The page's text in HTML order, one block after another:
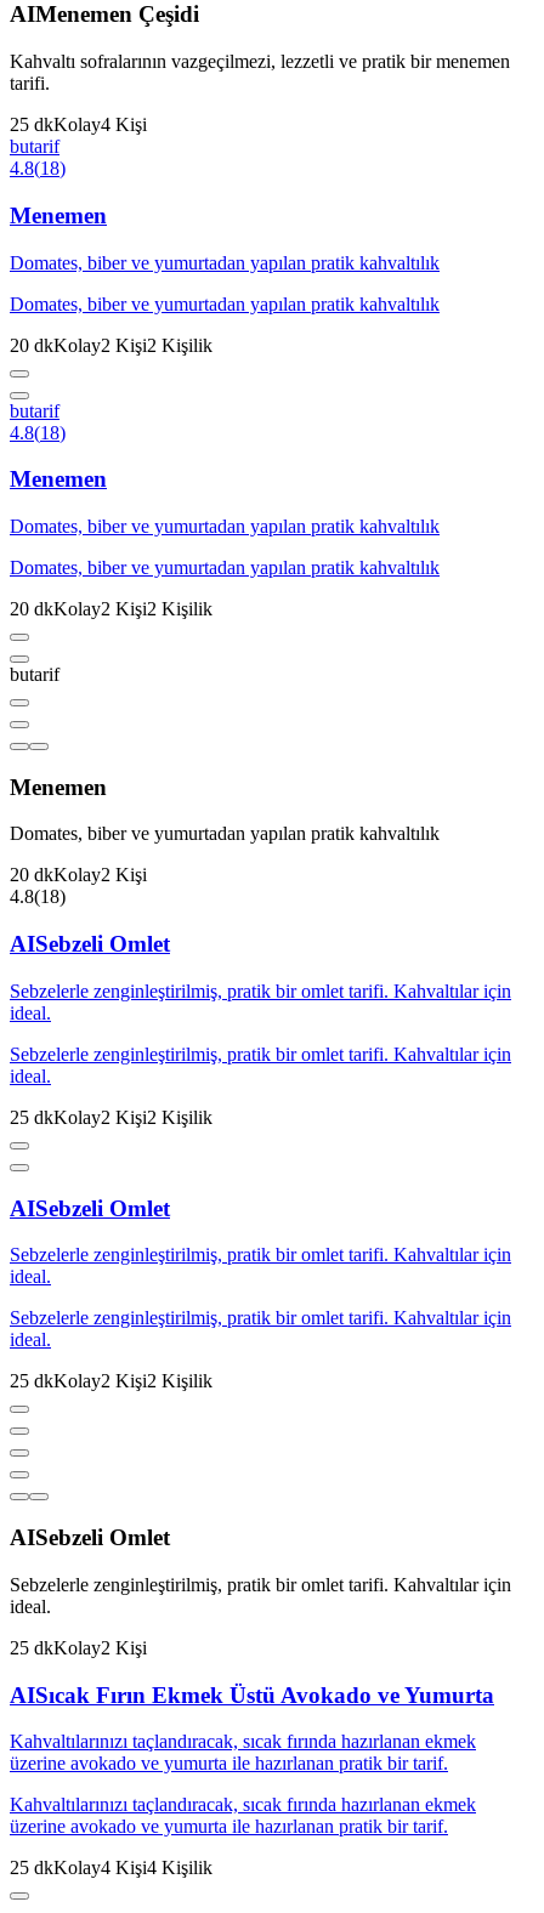
AIMenemen Çeşidi
Kahvaltı sofralarının vazgeçilmezi, lezzetli ve pratik bir menemen
tarifi.
25 dkKolay4 Kişi
butarif
4.8(18)
Menemen
Domates, biber ve yumurtadan yapılan pratik kahvaltılık
Domates, biber ve yumurtadan yapılan pratik kahvaltılık
20 dkKolay2 Kişi2 Kişilik
butarif
4.8(18)
Menemen
Domates, biber ve yumurtadan yapılan pratik kahvaltılık
Domates, biber ve yumurtadan yapılan pratik kahvaltılık
20 dkKolay2 Kişi2 Kişilik
butarif
Menemen
Domates, biber ve yumurtadan yapılan pratik kahvaltılık
20 dkKolay2 Kişi
4.8(18)
AISebzeli Omlet
Sebzelerle zenginleştirilmiş, pratik bir omlet tarifi. Kahvaltılar için
ideal.
Sebzelerle zenginleştirilmiş, pratik bir omlet tarifi. Kahvaltılar için
ideal.
25 dkKolay2 Kişi2 Kişilik
AISebzeli Omlet
Sebzelerle zenginleştirilmiş, pratik bir omlet tarifi. Kahvaltılar için
ideal.
Sebzelerle zenginleştirilmiş, pratik bir omlet tarifi. Kahvaltılar için
ideal.
25 dkKolay2 Kişi2 Kişilik
AISebzeli Omlet
Sebzelerle zenginleştirilmiş, pratik bir omlet tarifi. Kahvaltılar için
ideal.
25 dkKolay2 Kişi
AISıcak Fırın Ekmek Üstü Avokado ve Yumurta
Kahvaltılarınızı taçlandıracak, sıcak fırında hazırlanan ekmek
üzerine avokado ve yumurta ile hazırlanan pratik bir tarif.
Kahvaltılarınızı taçlandıracak, sıcak fırında hazırlanan ekmek
üzerine avokado ve yumurta ile hazırlanan pratik bir tarif.
25 dkKolay4 Kişi4 Kişilik